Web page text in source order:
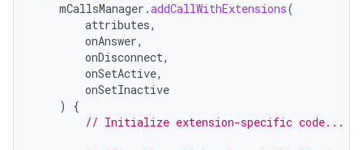
mCallsManager .addCallWithExtensions(
attributes,
onAnswer,
onDisconnect,
onSetActive,
onSetInactive
)
{
// Initialize extension-specific code...